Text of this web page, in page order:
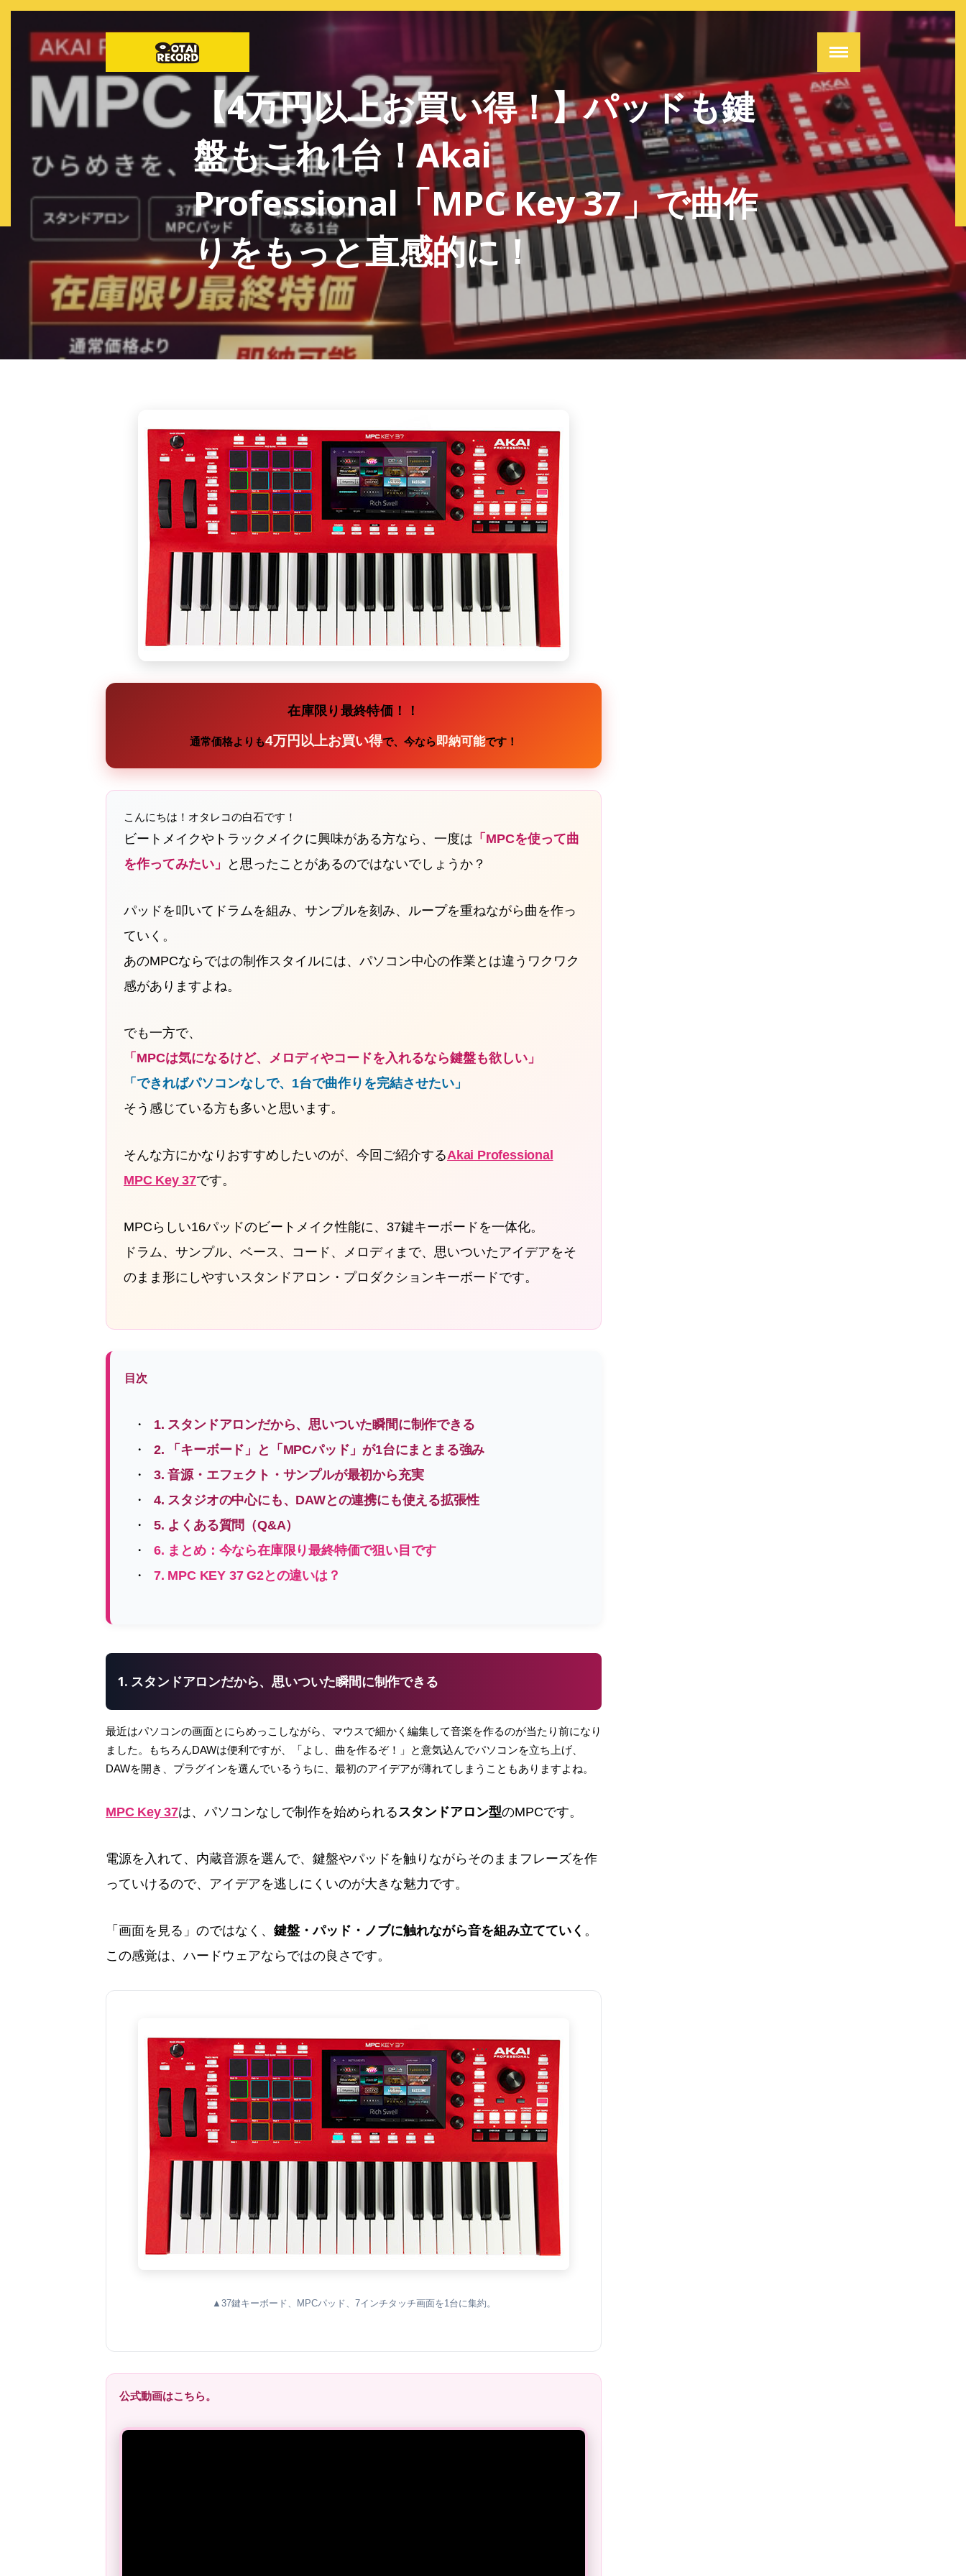
【4万円以上お買い得！】パッドも鍵
盤もこれ1台！Akai
Professional「MPC Key 37」で曲作
りをもっと直感的に！
在庫限り最終特価！！
通常価格よりも4万円以上お買い得で、今なら即納可能です！
こんにちは！オタレコの白石です！
ビートメイクやトラックメイクに興味がある方なら、一度は 「MPCを使って曲
を作ってみたい」
と思ったことがあるのではないでしょうか？
パッドを叩いてドラムを組み、サンプルを刻み、ループを重ねながら曲を作っ
ていく。
あのMPCならではの制作スタイルには、パソコン中心の作業とは違うワクワク
感がありますよね。
でも一方で、
「MPCは気になるけど、メロディやコードを入れるなら鍵盤も欲しい」
「できればパソコンなしで、1台で曲作りを完結させたい」
そう感じている方も多いと思います。
そんな方にかなりおすすめしたいのが、今回ご紹介するAkai Professional
MPC Key 37です。
MPCらしい16パッドのビートメイク性能に、37鍵キーボードを一体化。
ドラム、サンプル、ベース、コード、メロディまで、思いついたアイデアをそ
のまま形にしやすいスタンドアロン・プロダクションキーボードです。
目次
1. スタンドアロンだから、思いついた瞬間に制作できる
2. 「キーボード」と「MPCパッド」が1台にまとまる強み
3. 音源・エフェクト・サンプルが最初から充実
4. スタジオの中心にも、DAWとの連携にも使える拡張性
5. よくある質問（Q&A）
6. まとめ：今なら在庫限り最終特価で狙い目です
7. MPC KEY 37 G2との違いは？
1. スタンドアロンだから、思いついた瞬間に制作できる
最近はパソコンの画面とにらめっこしながら、マウスで細かく編集して音楽を作るのが当たり前になり
ました。もちろんDAWは便利ですが、「よし、曲を作るぞ！」と意気込んでパソコンを立ち上げ、
DAWを開き、プラグインを選んでいるうちに、最初のアイデアが薄れてしまうこともありますよね。
MPC Key 37は、パソコンなしで制作を始められるスタンドアロン型のMPCです。
電源を入れて、内蔵音源を選んで、鍵盤やパッドを触りながらそのままフレーズを作
っていけるので、アイデアを逃しにくいのが大きな魅力です。
「画面を見る」のではなく、 鍵盤・パッド・ノブに触れながら音を組み立てていく 。
この感覚は、ハードウェアならではの良さです。
▲37鍵キーボード、MPCパッド、7インチタッチ画面を1台に集約。
公式動画はこちら。